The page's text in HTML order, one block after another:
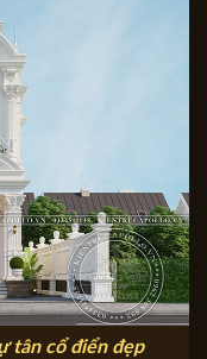
tân cổ điển đẹp